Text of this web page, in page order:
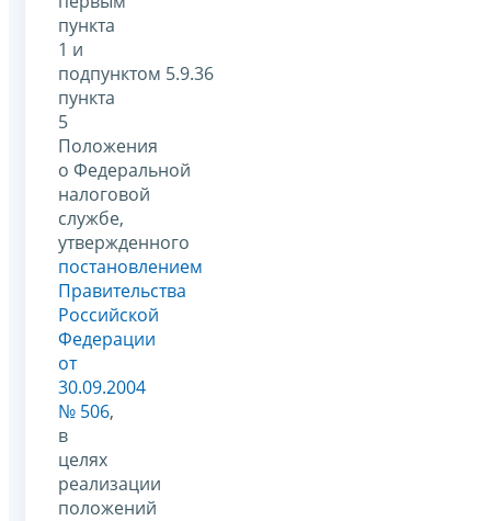
пункта
1 и
подпунктом 5.9.36
пункта
5
Положения
о Федеральной
налоговой
службе,
утвержденного
постановлением
Правительства
Российской
Федерации
от
30.09.2004
№ 506,
в
целях
реализации
положений